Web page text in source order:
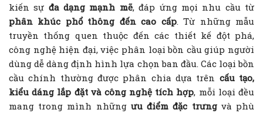
kiến sự đa dạng mạnh mẽ, đáp ứng mọi nhu cầu từ
phân khúc phổ thông đến cao cấp. Từ những mẫu
truyền thống quen thuộc đến các thiết kế đột phá,
công nghệ hiện đại, việc phân loại bồn cầu giúp người
dùng dễ dàng định hình lựa chọn ban đầu. Các loại bồn
cầu chính thường được phân chia dựa trên cấu tạo,
kiểu dáng lắp đặt và công nghệ tích hợp, mỗi loại đều
mang trong mình những ưu điểm đặc trưngvà phù